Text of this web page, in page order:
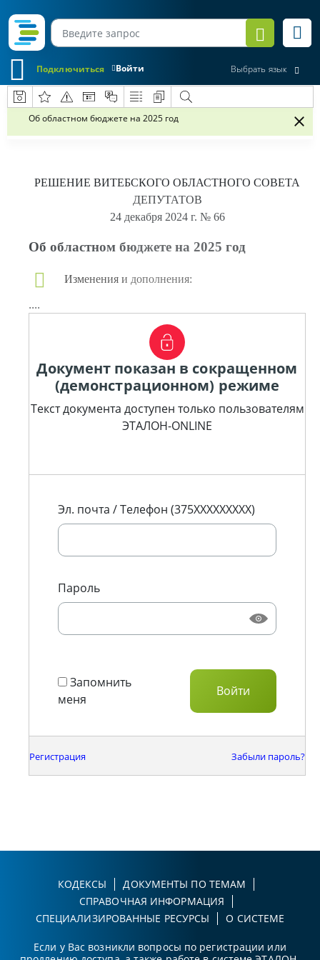
Войти
Подключиться Выбрать язык
Об областном бюджете на 2025 год
РЕШЕНИЕ ВИТЕБСКОГО ОБЛАСТНОГО СОВЕТА
ДЕПУТАТОВ
24 декабря 2024 г. № 66
Об областном бюджете на 2025 год
Изменения и дополнения:
....
Документ показан в сокращенном
(демонстрационном) режиме
Текст документа доступен только пользователям
ЭТАЛОН-ONLINE
Эл. почта / Телефон (375XXXXXXXXX)
Пароль
Запомнить
меня
Регистрация Забыли пароль?
КОДЕКСЫ
ДОКУМЕНТЫ ПО ТЕМАМ
СПРАВОЧНАЯ ИНФОРМАЦИЯ
СПЕЦИАЛИЗИРОВАННЫЕ РЕСУРСЫ
О СИСТЕМЕ
Если у Вас возникли вопросы по регистрации или